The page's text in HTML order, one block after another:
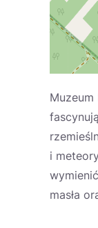
i
masła